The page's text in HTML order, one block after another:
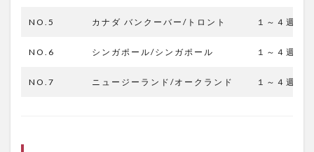
NO.5 カナダ バンクーバー/トロント １～４週間
NO.6 シンガポール/シンガポール １～４週間
NO.7 ニュージーランド/オークランド １～４週間